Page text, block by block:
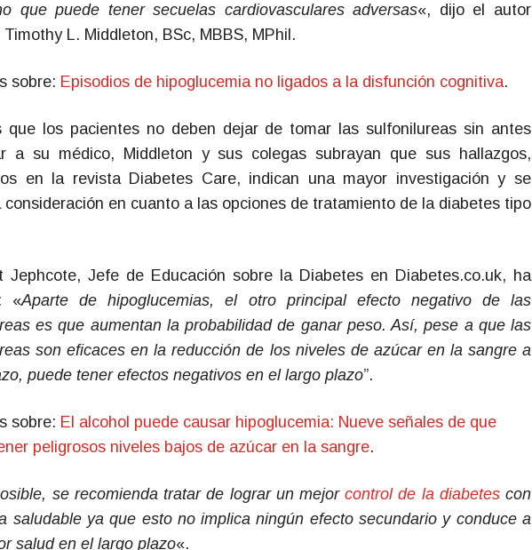
que puede tener secuelas cardiovasculares adversas«, dijo el autor
Timothy L. Middleton, BSc, MBBS, MPhil.
sobre: Episodios de hipoglucemia no ligados a la disfunción cognitiva.
que los pacientes no deben dejar de tomar las sulfonilureas sin antes
a su médico, Middleton y sus colegas subrayan que sus hallazgos,
en la revista Diabetes Care, indican una mayor investigación y se
consideración en cuanto a las opciones de tratamiento de la diabetes tipo
Jephcote, Jefe de Educación sobre la Diabetes en Diabetes.co.uk, ha
«Aparte de hipoglucemias, el otro principal efecto negativo de las
es que aumentan la probabilidad de ganar peso. Así, pese a que las
son eficaces en la reducción de los niveles de azúcar en la sangre a
puede tener efectos negativos en el largo plazo”.
sobre: El alcohol puede causar hipoglucemia: Nueve señales de que
peligrosos niveles bajos de azúcar en la sangre.
se recomienda tratar de lograr un mejorcontrol de la diabetescon
saludable ya que esto no implica ningún efecto secundario y conduce a
salud en el largo plazo«.